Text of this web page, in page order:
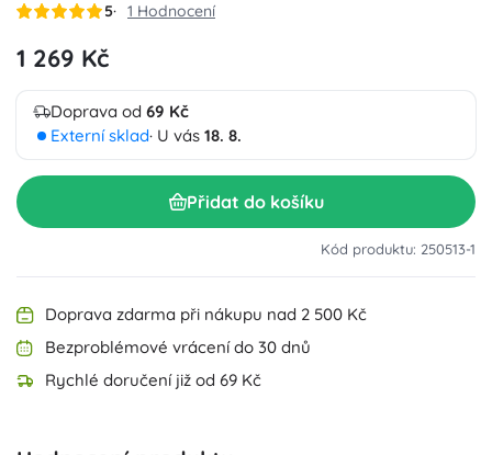
5 1 Hodnocení
1 269 Kč
Doprava od 69 Kč
Externí sklad· U vás 18. 8.
Přidat do košíku
Kód produktu: 250513-1
Doprava zdarma při nákupu nad 2 500 Kč
Bezproblémové vrácení do 30 dnů
Rychlé doručení již od 69 Kč